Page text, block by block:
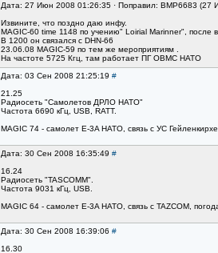
Дата: 27 Июн 2008 01:26:35 · Поправил: BMP6683
Извините, что поздно даю инфу.
MAGIC-60 time 1148 по учению" Loirial Marinner", после
В 1200 он связался с DHN-66
23.06.08 MAGIC-59 по тем же мероприятиям .
На частоте 5725 Кгц, там работает ПГ ОВМС НАТО
Дата: 03 Сен 2008 21:25:19 #
21.25
Радиосеть "Самолетов ДРЛО НАТО"
Частота 6690 кГц, USB, RATT.
MAGIC 74 - самолет E-3A НАТО, связь с УС
Дата: 30 Сен 2008 16:35:49 #
16.24
Радиосеть "TASCOMM".
Частота 9031 кГц, USB.
MAGIC 64 - самолет E-3A НАТО, связь с TAZCOM,
Дата: 30 Сен 2008 16:39:06 #
16.30